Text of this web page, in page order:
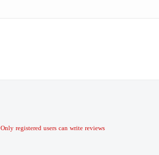
Only registered users can write reviews